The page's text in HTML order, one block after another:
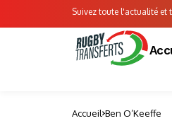
Suivez toute l'actualité et
Accueil Ben O’Keeffe